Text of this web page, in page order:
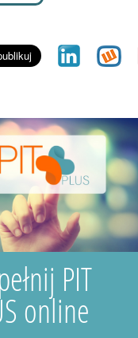
PIT
online